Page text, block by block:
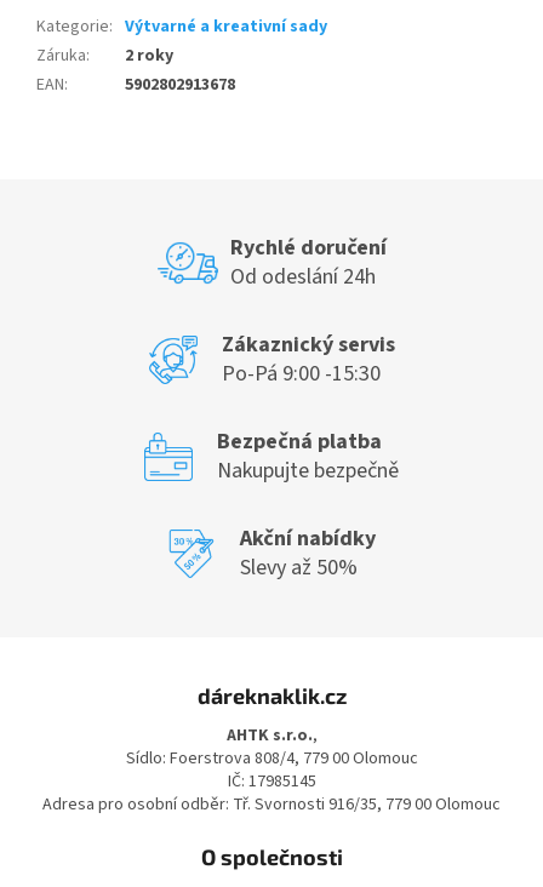
Kategorie: Výtvarné a kreativní sady
Záruka:
2 roky
EAN: 5902802913678
Rychlé doručení
Od odeslání 24h
Zákaznický servis
Po-Pá 9:00 -15:30
Bezpečná platba
Nakupujte bezpečně
Akční nabídky
Slevy až 50%
dáreknaklik.cz
AHTK s.r.o.,
Sídlo: Foerstrova 808/4, 779 00 Olomouc
IČ: 17985145
Adresa pro osobní odběr: Tř. Svornosti 916/35, 779 00 Olomouc
O společnosti